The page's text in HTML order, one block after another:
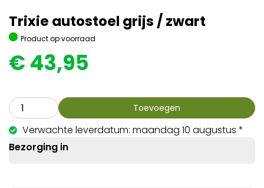
Trixie autostoel grijs / zwart
Product op voorraad
€ 43,95
Toevoegen
Verwachte leverdatum: maandag 10 augustus *
Bezorging in